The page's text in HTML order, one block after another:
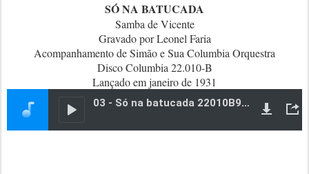
SÓ NA BATUCADA
Samba de Vicente
Gravado por Leonel Faria
Acompanhamento de Simão e Sua Columbia Orquestra
Disco Columbia 22.010-B
Lançado em janeiro de 1931